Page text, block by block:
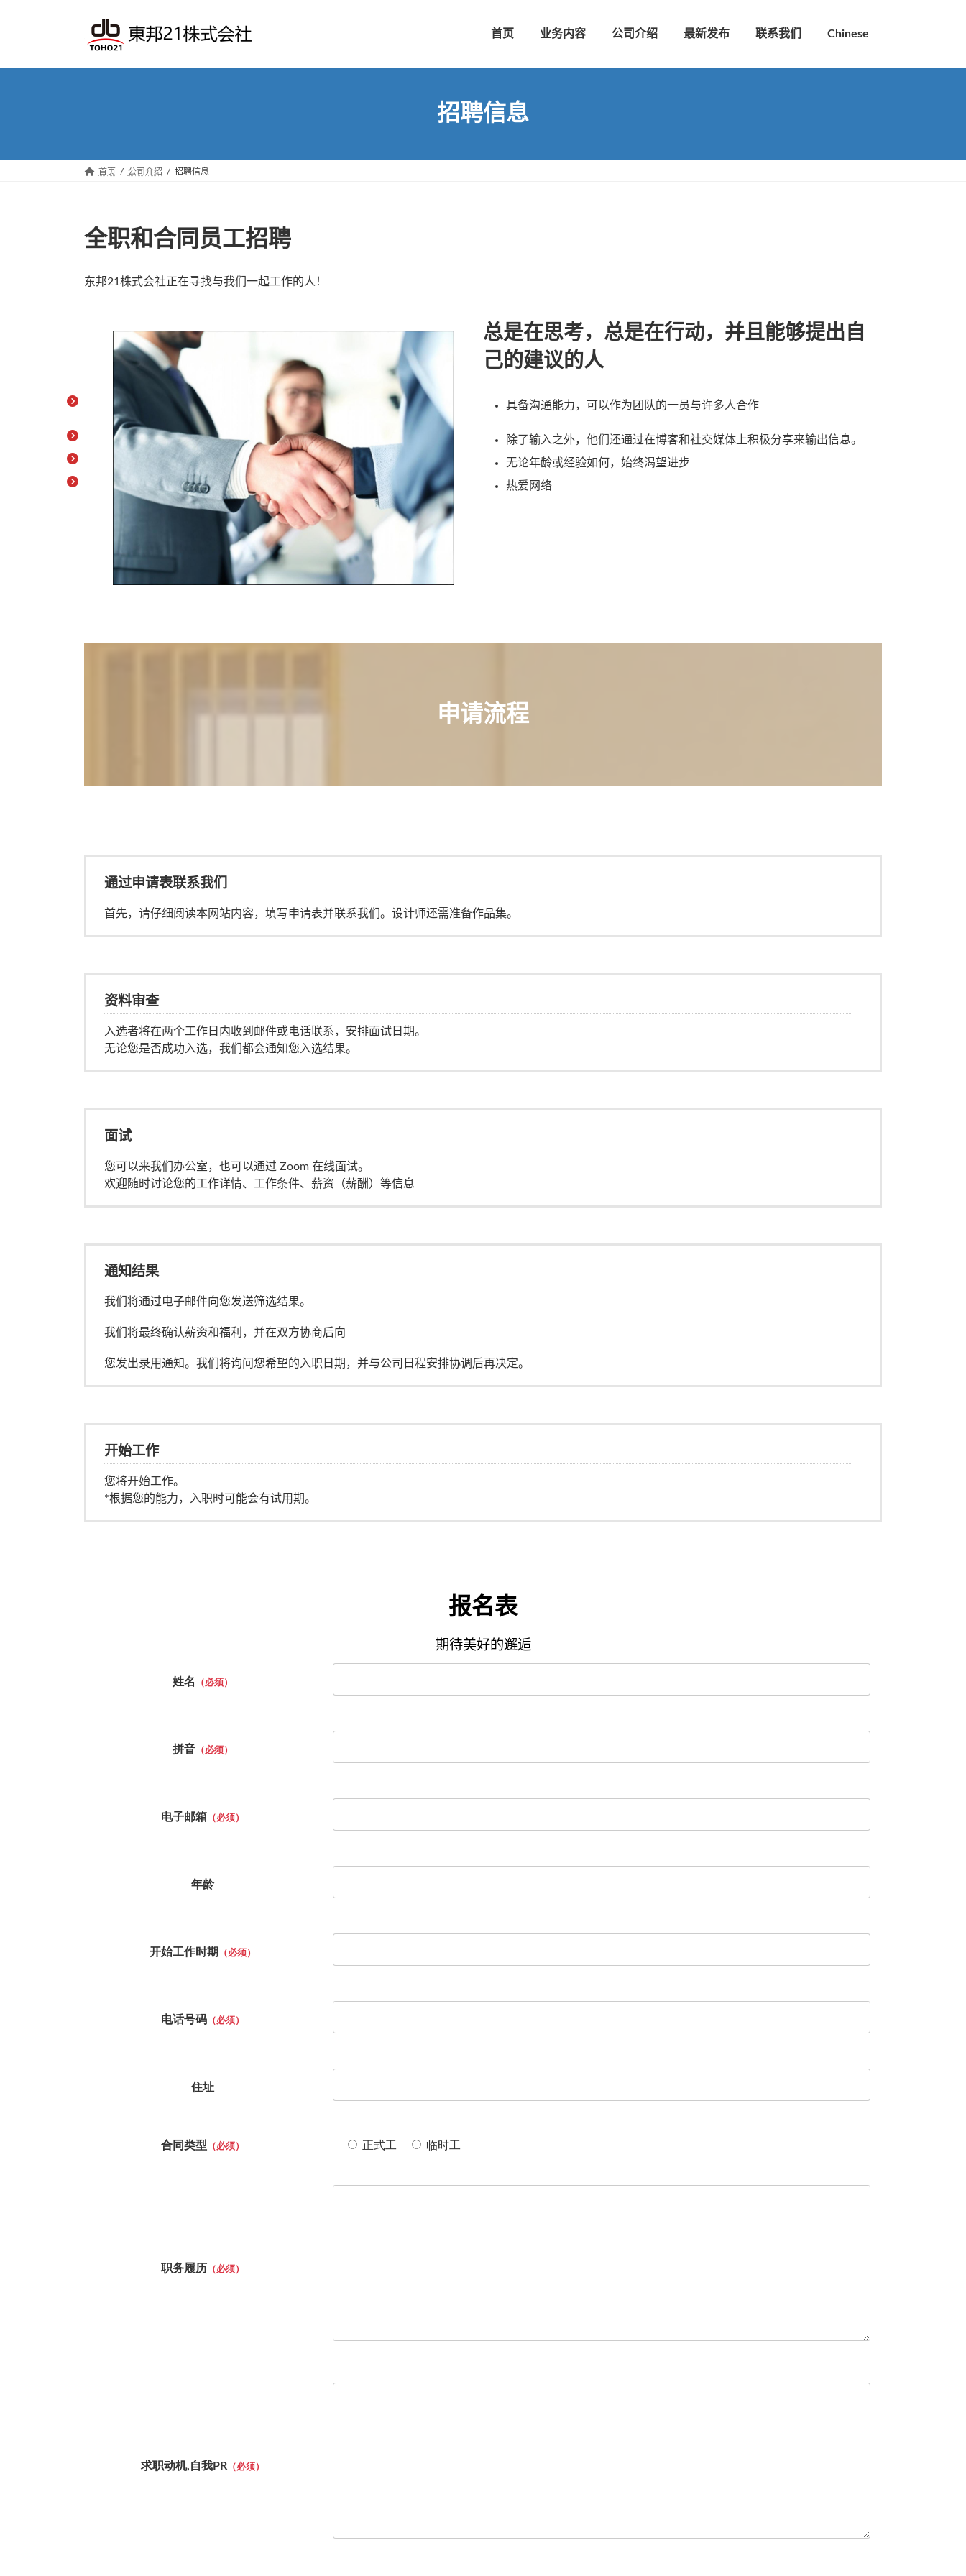
首页 业务内容 公司介绍 最新发布 联系我们 Chinese
招聘信息
首页 公司介绍 招聘信息
全职和合同员工招聘
东邦21株式会社正在寻找与我们一起工作的人！
总是在思考，总是在行动，并且能够提出自
己的建议的人
具备沟通能力，可以作为团队的一员与许多人合作
除了输入之外，他们还通过在博客和社交媒体上积极分享来输出信息。
无论年龄或经验如何，始终渴望进步
热爱网络
申请流程
通过申请表联系我们
首先，请仔细阅读本网站内容，填写申请表并联系我们。设计师还需准备作品集。
资料审查
入选者将在两个工作日内收到邮件或电话联系，安排面试日期。
无论您是否成功入选，我们都会通知您入选结果。
面试
您可以来我们办公室，也可以通过 Zoom 在线面试。
欢迎随时讨论您的工作详情、工作条件、薪资（薪酬）等信息
通知结果
我们将通过电子邮件向您发送筛选结果。
我们将最终确认薪资和福利，并在双方协商后向
您发出录用通知。我们将询问您希望的入职日期，并与公司日程安排协调后再决定。
开始工作
您将开始工作。
*根据您的能力，入职时可能会有试用期。
报名表
期待美好的邂逅
姓名 （必须）
拼音 （必须）
电子邮箱 （必须）
年龄
开始工作时期 （必须）
电话号码 （必须）
住址
合同类型 （必须） 正式工 临时工
职务履历 （必须）
求职动机,自我PR （必须）